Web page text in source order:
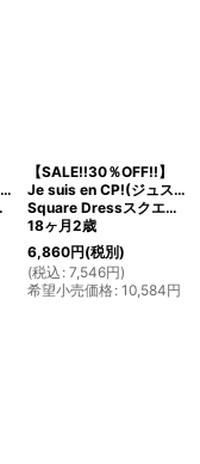
【SALE!!30％OFF!!】
Je suis en CP!(ジュスィザンセーペー)
Square Dressスクエアドレス(birds)
18ヶ月2歳
6,860円(税別)
(税込 : 7,546円)
希望小売価格: 10,584円